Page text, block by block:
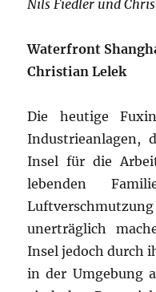
ein hohes Potential
auszulagern oder
Entwicklung
Gleichzeitig sollen
(das Areal im
temporäre
die
entwickelten
Transportwesen